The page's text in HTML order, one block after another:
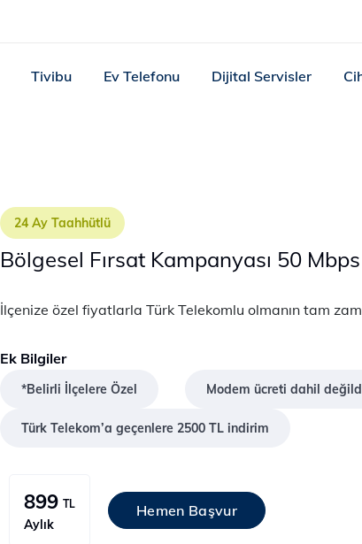
Tivibu Ev Telefonu Dijital Servisler
24 Ay Taahhütlü
Bölgesel Fırsat Kampanyası 50 Mbps
İlçenize özel fiyatlarla Türk Telekomlu olmanın tam
Ek Bilgiler
*Belirli İlçelere Özel Modem ücreti dahil
Türk Telekom’a geçenlere 2500 TL indirim
899 TL
Aylık
Hemen Başvur